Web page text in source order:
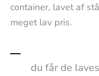
container, lavet af
meget lav pris.
“Vi
du får de